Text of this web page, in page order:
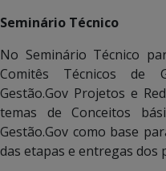
Seminário Técnico
No Seminário Técnico
Comitês Técnicos de
Gestão.Gov Projetos e
temas de Conceitos
Gestão.Gov como base
das etapas e entregas dos